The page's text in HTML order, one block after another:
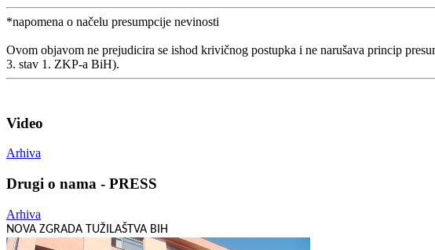
*napomena o načelu presumpcije nevinosti
Ovom objavom ne prejudicira se ishod krivičnog postupka i ne narušava princip
3. stav 1. ZKP-a BiH).
Video
Arhiva
Drugi o nama - PRESS
Arhiva
NOVA ZGRADA TUŽILAŠTVA BIH